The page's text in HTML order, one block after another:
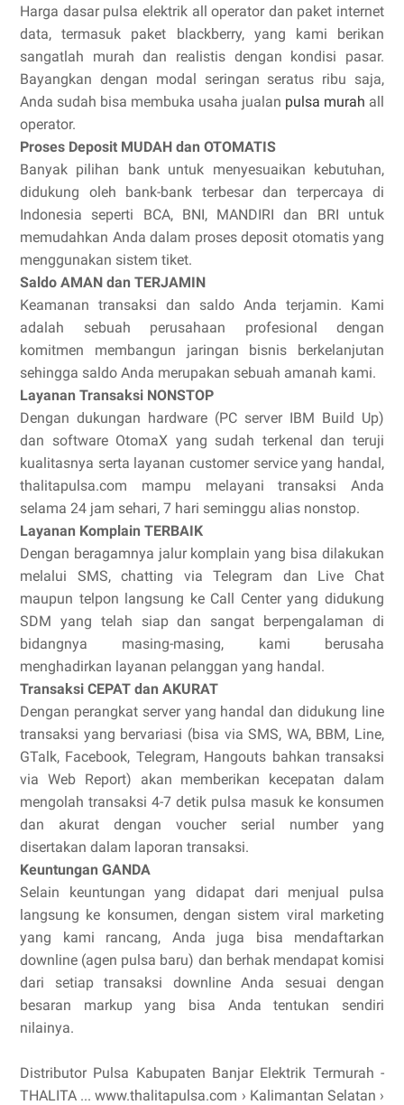
Harga dasar pulsa elektrik all operator dan paket internet
data, termasuk paket blackberry, yang kami berikan
sangatlah murah dan realistis dengan kondisi pasar.
Bayangkan dengan modal seringan seratus ribu saja,
Anda sudah bisa membuka usaha jualan pulsa murah all
operator.
Proses Deposit MUDAH dan OTOMATIS
Banyak pilihan bank untuk menyesuaikan kebutuhan,
didukung oleh bank-bank terbesar dan terpercaya di
Indonesia seperti BCA, BNI, MANDIRI dan BRI untuk
memudahkan Anda dalam proses deposit otomatis yang
menggunakan sistem tiket.
Saldo AMAN dan TERJAMIN
Keamanan transaksi dan saldo Anda terjamin. Kami
adalah sebuah perusahaan profesional dengan
komitmen membangun jaringan bisnis berkelanjutan
sehingga saldo Anda merupakan sebuah amanah kami.
Layanan Transaksi NONSTOP
Dengan dukungan hardware (PC server IBM Build Up)
dan software OtomaX yang sudah terkenal dan teruji
kualitasnya serta layanan customer service yang handal,
thalitapulsa.com mampu melayani transaksi Anda
selama 24 jam sehari, 7 hari seminggu alias nonstop.
Layanan Komplain TERBAIK
Dengan beragamnya jalur komplain yang bisa dilakukan
melalui SMS, chatting via Telegram dan Live Chat
maupun telpon langsung ke Call Center yang didukung
SDM yang telah siap dan sangat berpengalaman di
bidangnya masing-masing, kami berusaha
menghadirkan layanan pelanggan yang handal.
Transaksi CEPAT dan AKURAT
Dengan perangkat server yang handal dan didukung line
transaksi yang bervariasi (bisa via SMS, WA, BBM, Line,
GTalk, Facebook, Telegram, Hangouts bahkan transaksi
via Web Report) akan memberikan kecepatan dalam
mengolah transaksi 4-7 detik pulsa masuk ke konsumen
dan akurat dengan voucher serial number yang
disertakan dalam laporan transaksi.
Keuntungan GANDA
Selain keuntungan yang didapat dari menjual pulsa
langsung ke konsumen, dengan sistem viral marketing
yang kami rancang, Anda juga bisa mendaftarkan
downline (agen pulsa baru) dan berhak mendapat komisi
dari setiap transaksi downline Anda sesuai dengan
besaran markup yang bisa Anda tentukan sendiri
nilainya.
Distributor Pulsa Kabupaten Banjar Elektrik Termurah -
THALITA ... www.thalitapulsa.com › Kalimantan Selatan ›